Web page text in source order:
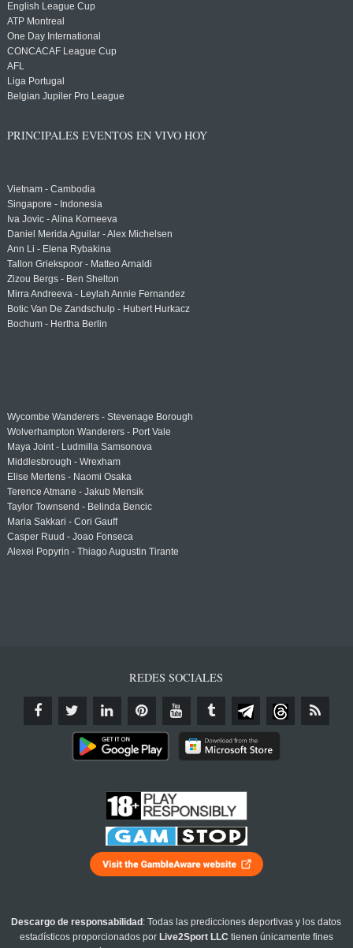
English League Cup
ATP Montreal
One Day International
CONCACAF League Cup
AFL
Liga Portugal
Belgian Jupiler Pro League
PRINCIPALES EVENTOS EN VIVO HOY
Vietnam - Cambodia
Singapore - Indonesia
Iva Jovic - Alina Korneeva
Daniel Merida Aguilar - Alex Michelsen
Ann Li - Elena Rybakina
Tallon Griekspoor - Matteo Arnaldi
Zizou Bergs - Ben Shelton
Mirra Andreeva - Leylah Annie Fernandez
Botic Van De Zandschulp - Hubert Hurkacz
Bochum - Hertha Berlin
Wycombe Wanderers - Stevenage Borough
Wolverhampton Wanderers - Port Vale
Maya Joint - Ludmilla Samsonova
Middlesbrough - Wrexham
Elise Mertens - Naomi Osaka
Terence Atmane - Jakub Mensik
Taylor Townsend - Belinda Bencic
Maria Sakkari - Cori Gauff
Casper Ruud - Joao Fonseca
Alexei Popyrin - Thiago Augustin Tirante
REDES SOCIALES
Descargo de responsabilidad : Todas las predicciones deportivas y los datos
estadísticos proporcionados por Live2Sport LLC tienen únicamente fines